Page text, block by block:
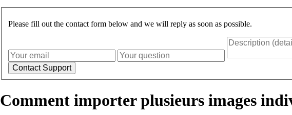
Please fill out the contact form below and we will reply as soon as possible.
Comment importer plusieurs images